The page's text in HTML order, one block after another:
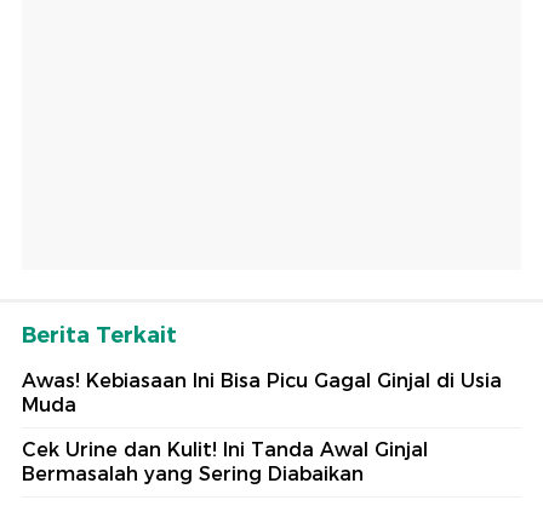
Berita Terkait
Awas! Kebiasaan Ini Bisa Picu Gagal Ginjal di Usia
Muda
Cek Urine dan Kulit! Ini Tanda Awal Ginjal
Bermasalah yang Sering Diabaikan